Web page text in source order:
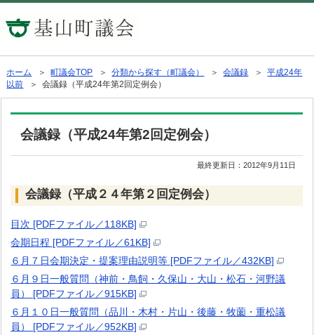
ホーム ＞町議会TOP ＞分類から探す（町議会） ＞会議録 ＞平成24年
以前 ＞ 会議録（平成24年第2回定例会）
会議録（平成24年第2回定例会）
最終更新日：2012年9月11日
会議録（平成２４年第２回定例会）
目次 [PDFファイル／118KB]
会期日程 [PDFファイル／61KB]
６月７日会期決定・提案理由説明等 [PDFファイル／432KB]
６月９日一般質問（神前・鳥飼・久保山・大山・松石・河野議
員） [PDFファイル／915KB]
６月１０日一般質問（品川・木村・片山・後藤・牧薗・重松議
員） [PDFファイル／952KB]